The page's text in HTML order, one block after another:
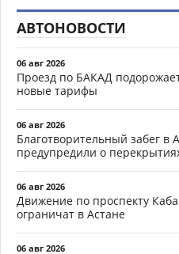
АВТОНОВОСТИ
06 авг 2026
Проезд по БАКАД
новые тарифы
06 авг 2026
Благотворительный забег в
предупредили о
06 авг 2026
Движение по проспекту
ограничат в Астане
06 авг 2026